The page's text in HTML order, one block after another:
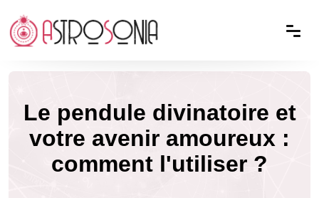
Le pendule divinatoire et
votre avenir amoureux :
comment l'utiliser ?